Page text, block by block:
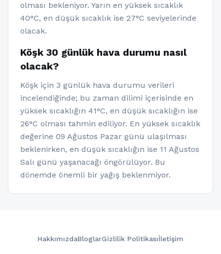
olması bekleniyor. Yarın en yüksek sıcaklık
40°C, en düşük sıcaklık ise 27°C seviyelerinde
olacak.
Köşk 30 günlük hava durumu nasıl
olacak?
Köşk için 3 günlük hava durumu verileri
incelendiğinde; bu zaman dilimi içerisinde en
yüksek sıcaklığın 41°C, en düşük sıcaklığın ise
26°C olması tahmin ediliyor. En yüksek sıcaklık
değerine 09 Ağustos Pazar günü ulaşılması
beklenirken, en düşük sıcaklığın ise 11 Ağustos
Salı günü yaşanacağı öngörülüyor. Bu
dönemde önemli bir yağış beklenmiyor.
HakkımızdaBloglarGizlilik Politikasıİletişim